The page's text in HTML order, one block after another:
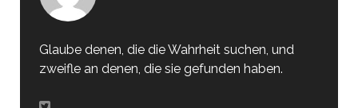
Glaube denen, die die Wahrheit suchen, und
zweifle an denen, die sie gefunden haben.